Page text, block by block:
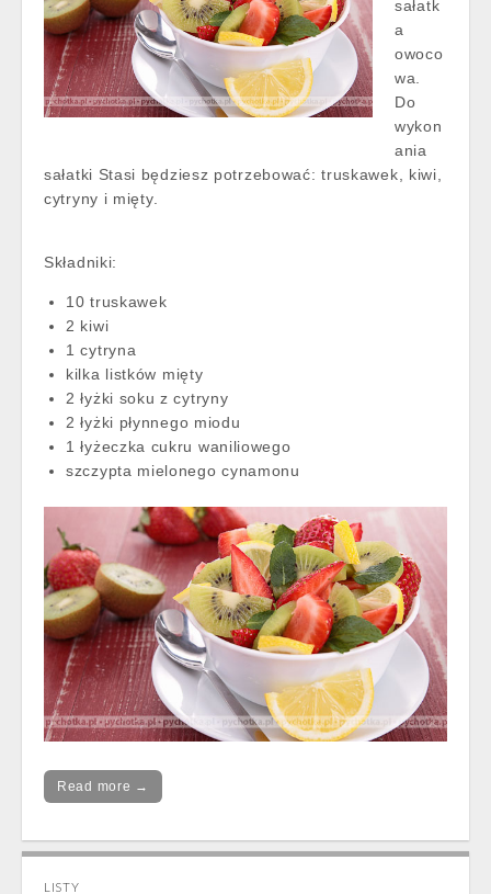
sałatk
a
owoco
wa.
Do
wykon
ania
sałatki Stasi będziesz potrzebować: truskawek, kiwi,
cytryny i mięty.
Składniki:
10 truskawek
2 kiwi
1 cytryna
kilka listków mięty
2 łyżki soku z cytryny
2 łyżki płynnego miodu
1 łyżeczka cukru waniliowego
szczypta mielonego cynamonu
Read more →
LISTY